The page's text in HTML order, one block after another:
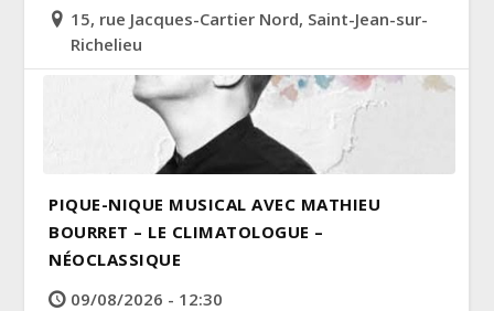
15, rue Jacques-Cartier Nord, Saint-Jean-sur-
Richelieu
PIQUE-NIQUE MUSICAL AVEC MATHIEU
BOURRET – LE CLIMATOLOGUE –
NÉOCLASSIQUE
09/08/2026 - 12:30